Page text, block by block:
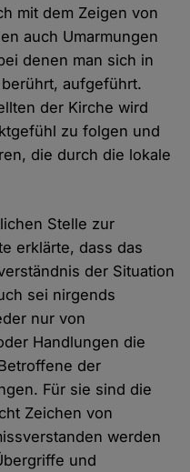
mit dem Zeigen von
auch Umarmungen
denen man sich in
aufgeführt.
der Kirche wird
zu folgen und
die durch die lokale
Stelle zur
erklärte, dass das
der Situation
sei nirgends
nur von
Handlungen die
der
Für sie sind die
Zeichen von
werden
und